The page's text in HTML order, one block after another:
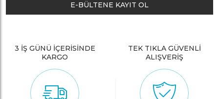
E-BÜLTENE KAYIT OL
3 İŞ GÜNÜ İÇERİSİNDE
KARGO
TEK TIKLA GÜVENLİ
ALIŞVERİŞ